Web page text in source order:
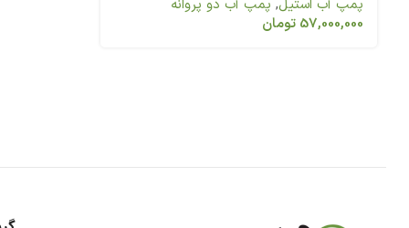
پمپ آب استیل, پمپ آب دو پروانه
57,000,000 تومان